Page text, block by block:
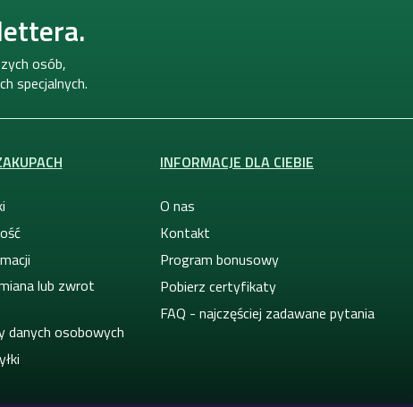
osób,
specjalnych.
lub zwrot
danych osobowych
INFORMACJE DLA CIEBIE
O nas
Kontakt
Program bonusowy
Pobierz certyfikaty
FAQ - najczęściej zadawane pytania